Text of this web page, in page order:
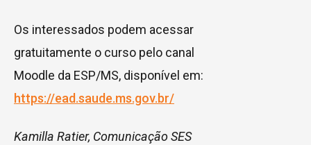
Os interessados podem acessar
gratuitamente o curso pelo canal
Moodle da ESP/MS, disponível em:
https://ead.saude.ms.gov.br/
Kamilla Ratier, Comunicação SES